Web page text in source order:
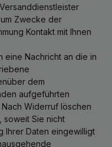
Zwecke der
Kontakt mit Ihnen
eine Nachricht an die in
dem
aufgeführten
Widerruf löschen
soweit Sie nicht
Ihrer Daten eingewilligt